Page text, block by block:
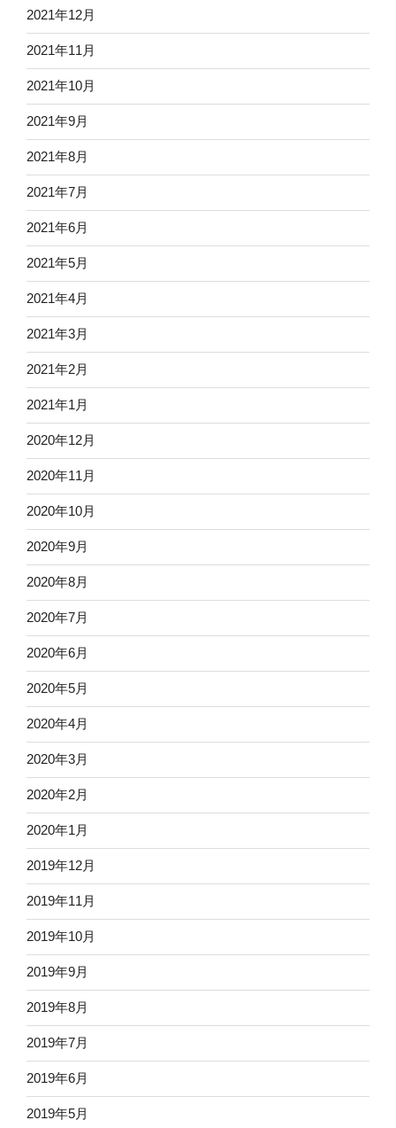
2021年12月
2021年11月
2021年10月
2021年9月
2021年8月
2021年7月
2021年6月
2021年5月
2021年4月
2021年3月
2021年2月
2021年1月
2020年12月
2020年11月
2020年10月
2020年9月
2020年8月
2020年7月
2020年6月
2020年5月
2020年4月
2020年3月
2020年2月
2020年1月
2019年12月
2019年11月
2019年10月
2019年9月
2019年8月
2019年7月
2019年6月
2019年5月